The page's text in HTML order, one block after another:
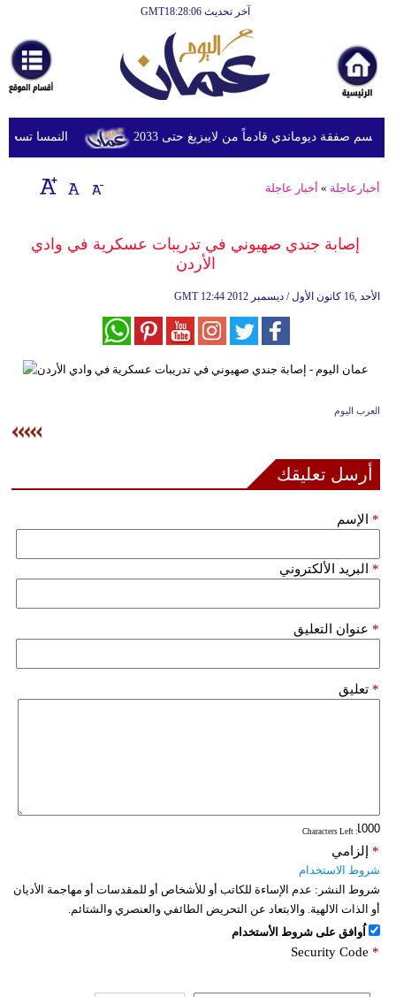
آخر تحديث GMT18:28:06
أخبارعاجلة
رياضة
ثقافة
إقتصاد
وموسيقى
سياحة
تعليم
علوم
وتكنولوجيا
بيئة
فيديو
النمسا تسجل أعلى صفقة ديوماندي قادماً من لايبزيغ حتى 2033
أخبارعاجلة » أخبار عاجلة
إصابة جندي صهيوني في تدريبات عسكرية في وادي
الأردن
GMT 12:44 2012 الأحد ,16 كانون الأول / ديسمبر
العرب اليوم
أرسل تعليقك
الإسم *
البريد الألكتروني *
عنوان التعليق *
تعليق *
: Characters Left
إلزامي *
شروط الاستخدام
شروط النشر: عدم الإساءة للكاتب أو للأشخاص أو للمقدسات أو مهاجمة الأديان
أو الذات الالهية. والابتعاد عن التحريض الطائفي والعنصري والشتائم.
اُوافق على شروط الأستخدام
Security Code *